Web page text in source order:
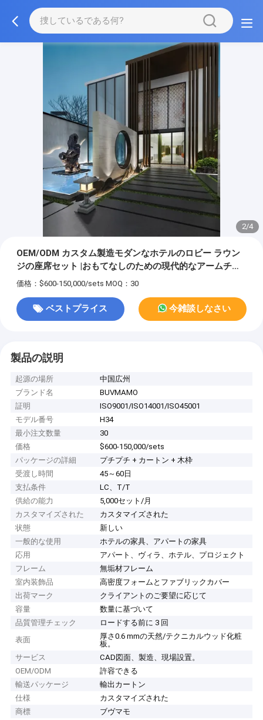
3/4
OEM/ODM カスタム製造モダンなホテルのロビー ラウン
ジの座席セット |おもてなしのための現代的なアームチェ
アとコーヒーテーブル
価格：$600-150,000/sets MOQ：30
ベストプライス 今雑談しなさい
製品の説明
起源の場所
中国広州
ブランド名
BUVMAMO
証明
ISO9001/ISO14001/ISO45001
モデル番号
H34
最小注文数量
30
価格
$600-150,000/sets
パッケージの詳細
プチプチ + カートン + 木枠
受渡し時間
45～60日
支払条件
LC、T/T
供給の能力
5,000セット/月
カスタマイズされた
カスタマイズされた
状態
新しい
一般的な使用
ホテルの家具、アパートの家具
応用
アパート、ヴィラ、ホテル、プロジェクト
フレーム
無垢材フレーム
室内装飾品
高密度フォームとファブリックカバー
出荷マーク
クライアントのご要望に応じて
容量
数量に基づいて
品質管理チェック
ロードする前に 3 回
表面
厚さ0.6 mmの天然/テクニカルウッド化粧
板。
サービス
CAD図面、製造、現場設置。
OEM/ODM
許容できる
輸送パッケージ
輸出カートン
仕様
カスタマイズされた
商標
ブヴマモ